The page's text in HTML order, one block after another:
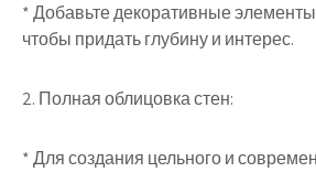
* Добавьте декоративные
чтобы придать глубину и интерес.
2. Полная облицовка стен:
* Для создания цельного и